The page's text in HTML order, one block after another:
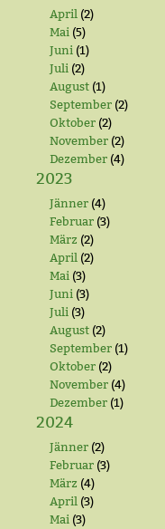
April (2)
Mai (5)
Juni (1)
Juli (2)
August (1)
September (2)
Oktober (2)
November (2)
Dezember (4)
2023
Jänner (4)
Februar (3)
März (2)
April (2)
Mai (3)
Juni (3)
Juli (3)
August (2)
September (1)
Oktober (2)
November (4)
Dezember (1)
2024
Jänner (2)
Februar (3)
März (4)
April (3)
Mai (3)